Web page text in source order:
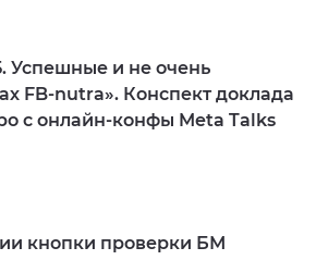
Успешные и не очень
FB-nutra». Конспект доклада
с онлайн-конфы Meta Talks
кнопки проверки БМ